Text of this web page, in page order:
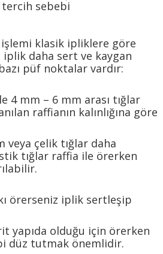
sebebi
klasik ipliklere göre
iplik daha sert ve kaygan
püf noktalar vardır:
4 mm – 6 mm arası tığlar
raffianın kalınlığına göre
veya çelik tığlar daha
tığlar raffia ile örerken
örerseniz iplik sertleşip
yapıda olduğu için örerken
düz tutmak önemlidir.